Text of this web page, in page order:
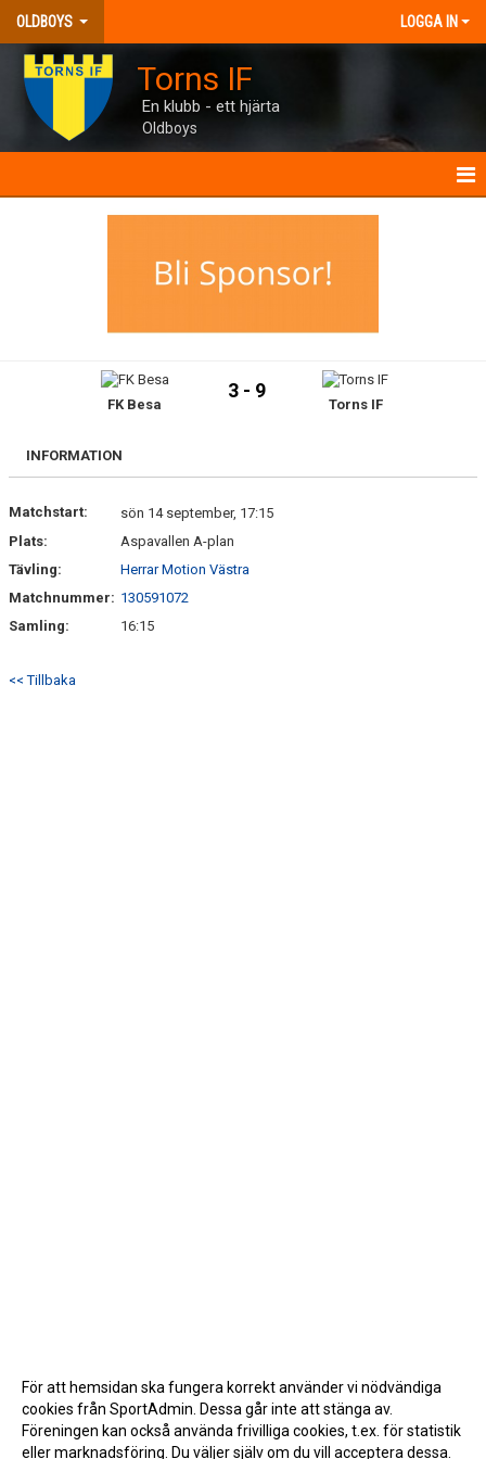
OLDBOYS LOGGA IN
Torns IF
En klubb - ett hjärta
Oldboys
BILDGALLERI
FK Besa
3 - 9
Torns IF
INFORMATION
Matchstart:
sön 14 september, 17:15
Plats:
Aspavallen A-plan
Tävling:
Herrar Motion Västra
Matchnummer: 130591072
Samling:
16:15
<< Tillbaka
För att hemsidan ska fungera korrekt använder vi nödvändiga
cookies från SportAdmin. Dessa går inte att stänga av.
Föreningen kan också använda frivilliga cookies, t.ex. för statistik
eller marknadsföring. Du väljer själv om du vill acceptera dessa.